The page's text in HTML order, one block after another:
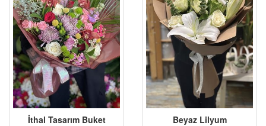
İthal Tasarım Buket Beyaz Lilyum